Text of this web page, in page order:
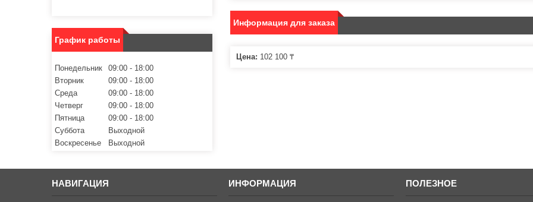
Информация для заказа
Цена: 102 100 ₸
График работы
Понедельник 09:00
18:00
Вторник
09:00
18:00
Среда
09:00
18:00
Четверг
09:00
18:00
Пятница
09:00
18:00
Суббота
Выходной
Воскресенье
Выходной
НАВИГАЦИЯ ИНФОРМАЦИЯ ПОЛЕЗНОЕ